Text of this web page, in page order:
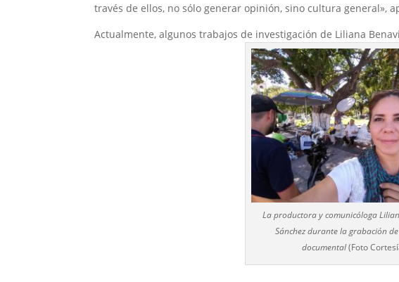
través de ellos, no sólo generar opinión, sino cultura general»,
Actualmente, algunos trabajos de investigación de Liliana
La productora y comunicóloga
Sánchez durante la grabación
documental(Foto